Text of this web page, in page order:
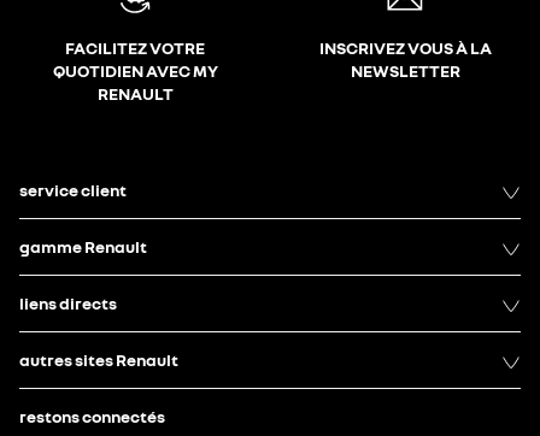
FACILITEZ VOTRE
QUOTIDIEN AVEC MY
RENAULT
INSCRIVEZ VOUS À LA
NEWSLETTER
service client
gamme Renault
liens directs
autres sites Renault
restons connectés